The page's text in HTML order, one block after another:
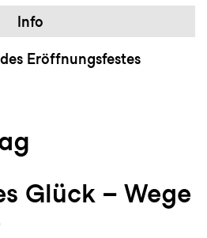
Info
Eröffnungsfestes
Glück – Wege